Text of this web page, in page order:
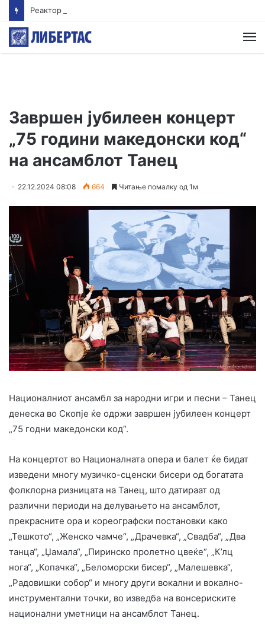
Завршен јубилеен концерт
„75 години македонски код“
на ансамблот Танец
22.12.2024 08:08 664 Читање помалку од 1м
Националниот ансамбл за народни игри и песни – Танец
денеска во Скопје ќе одржи завршен јубилеен концерт
„75 годни македонски код“.
На концертот во Националната опера и балет ќе бидат
изведени многу музичко-сценски бисери од богатата
фолклорна ризницата на Танец, што датираат од
различни периоди на делувањето на ансамблот,
прекрасните ора и кореографски постановки како
„Тешкото“, „Женско чамче“, „Драчевка“, „Свадба“, „Два
танца“, „Џамала“, „Пиринско пролетно цвеќе“, „К’лц
нога“, „Копачка“, „Беломорски бисер“, „Малешевка“,
„Радовишки собор“ и многу други вокални и вокално-
инструментални точки, во изведба на вонсериските
национални уметници на ансамблот Танец.